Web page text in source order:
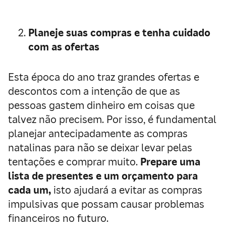
Planeje suas compras e tenha cuidado
com as ofertas
Esta época do ano traz grandes ofertas e
descontos com a intenção de que as
pessoas gastem dinheiro em coisas que
talvez não precisem. Por isso, é fundamental
planejar antecipadamente as compras
natalinas para não se deixar levar pelas
tentações e comprar muito. Prepare uma
lista de presentes e um orçamento para
cada um, isto ajudará a evitar as compras
impulsivas que possam causar problemas
financeiros no futuro.